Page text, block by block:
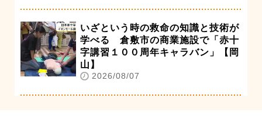
いざという時の救命の知識と技術が
学べる 倉敷市の商業施設で「赤十
字講習１００周年キャラバン」【岡
山】
2026/08/07